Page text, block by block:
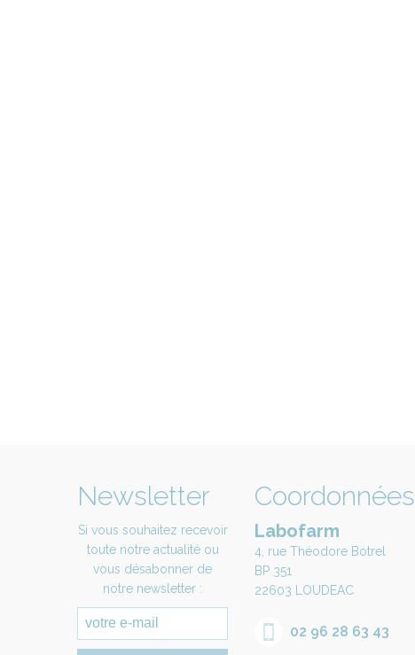
Newsletter
Si vous souhaitez recevoir
toute notre actualité ou
vous désabonner de
notre newsletter :
Coordonnées
Labofarm
4, rue Théodore Botrel
BP 351
22603 LOUDEAC
02 96 28 63 43